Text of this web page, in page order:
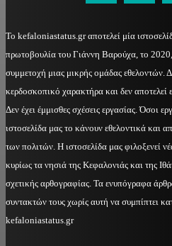
Το kefaloniastatus.gr αποτελεί μία
πρωτοβουλία του Γιάννη Βαρούχα, το
συμμετοχή μιας μικρής ομάδας εθελοντών.
κερδοσκοπικό χαρακτήρα και δεν αποτελεί
Δεν έχει έμμισθες σχέσεις εργασίας. Όσοι
ιστοσελίδα μας το κάνουν εθελοντικά και
των πολιτών. Η ιστοσελίδα μας φιλοξενεί
κυρίως τα νησιά της Κεφαλονιάς και της
σχετικής αρθογραφίας. Τα ενυπόγραφα
συντακτών τους χωρίς αυτή να συμπίπτει
kefaloniastatus.gr